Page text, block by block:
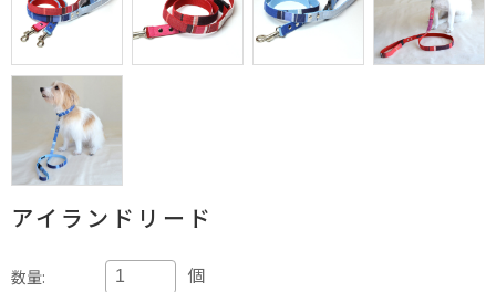
アイランドリード
数量: 個